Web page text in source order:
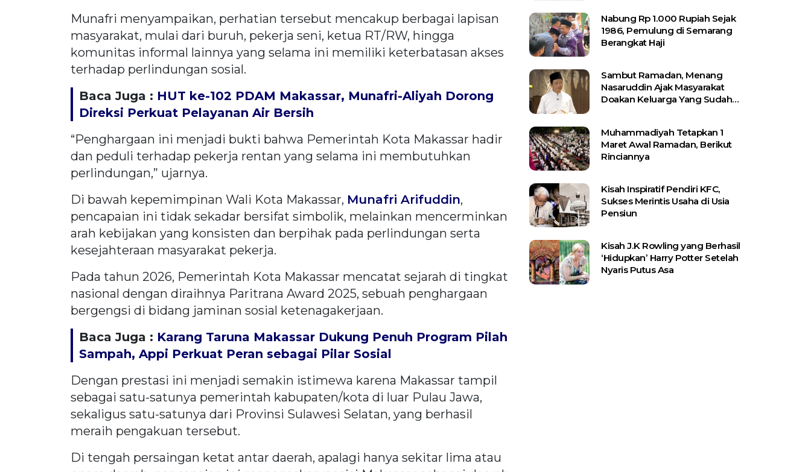
Munafri menyampaikan, perhatian tersebut mencakup berbagai lapisan
masyarakat, mulai dari buruh, pekerja seni, ketua RT/RW, hingga
komunitas informal lainnya yang selama ini memiliki keterbatasan akses
terhadap perlindungan sosial.
Baca Juga : HUT ke-102 PDAM Makassar, Munafri-Aliyah Dorong
Direksi Perkuat Pelayanan Air Bersih
“Penghargaan ini menjadi bukti bahwa Pemerintah Kota Makassar hadir
dan peduli terhadap pekerja rentan yang selama ini membutuhkan
perlindungan,” ujarnya.
Di bawah kepemimpinan Wali Kota Makassar, Munafri Arifuddin,
pencapaian ini tidak sekadar bersifat simbolik, melainkan mencerminkan
arah kebijakan yang konsisten dan berpihak pada perlindungan serta
kesejahteraan masyarakat pekerja.
Pada tahun 2026, Pemerintah Kota Makassar mencatat sejarah di tingkat
nasional dengan diraihnya Paritrana Award 2025, sebuah penghargaan
bergengsi di bidang jaminan sosial ketenagakerjaan.
Baca Juga : Karang Taruna Makassar Dukung Penuh Program Pilah
Sampah, Appi Perkuat Peran sebagai Pilar Sosial
Dengan prestasi ini menjadi semakin istimewa karena Makassar tampil
sebagai satu-satunya pemerintah kabupaten/kota di luar Pulau Jawa,
sekaligus satu-satunya dari Provinsi Sulawesi Selatan, yang berhasil
meraih pengakuan tersebut.
Di tengah persaingan ketat antar daerah, apalagi hanya sekitar lima atau
Nabung Rp 1.000 Rupiah Sejak
1986, Pemulung di Semarang
Berangkat Haji
Sambut Ramadan, Menang
Nasaruddin Ajak Masyarakat
Doakan Keluarga Yang Sudah
Muhammadiyah Tetapkan 1
Maret Awal Ramadan, Berikut
Rinciannya
Kisah Inspiratif Pendiri KFC,
Sukses Merintis Usaha di Usia
Pensiun
Kisah J.K Rowling yang Berhasil
‘Hidupkan’ Harry Potter Setelah
Nyaris Putus Asa